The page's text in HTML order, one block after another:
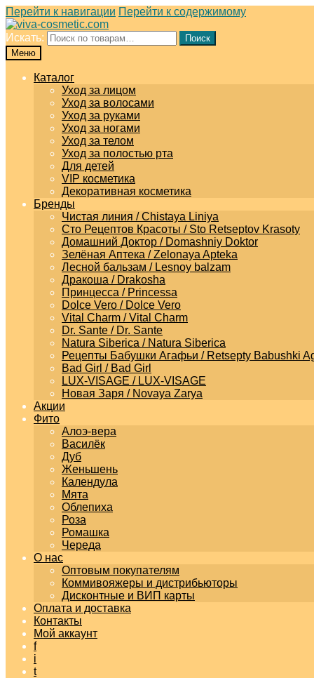
Перейти к навигации Перейти к содержимому
Искать:
Поиск
Меню
Каталог
Уход за лицом
Уход за волосами
Уход за руками
Уход за ногами
Уход за телом
Уход за полостью рта
Для детей
VIP косметика
Декоративная косметика
Бренды
Чистая линия / Chistaya Liniya
Сто Рецептов Красоты / Sto Retseptov Krasoty
Домашний Доктор / Domashniy Doktor
Зелёная Аптека / Zelonaya Apteka
Лесной бальзам / Lesnoy balzam
Дракоша / Drakosha
Принцесса / Princessa
Dolce Vero / Dolce Vero
Vital Charm / Vital Charm
Dr. Sante / Dr. Sante
Natura Siberica / Natura Siberica
Рецепты Бабушки Агафьи / Retsepty Babushki
Bad Girl / Bad Girl
LUX-VISAGE / LUX-VISAGE
Новая Заря / Novaya Zarya
Акции
Фито
Алоэ-вера
Василёк
Дуб
Женьшень
Календула
Мята
Облепиха
Роза
Ромашка
Череда
О нас
Оптовым покупателям
Коммивояжеры и дистрибьюторы
Дисконтные и ВИП карты
Оплата и доставка
Контакты
Мой аккаунт
f
i
t